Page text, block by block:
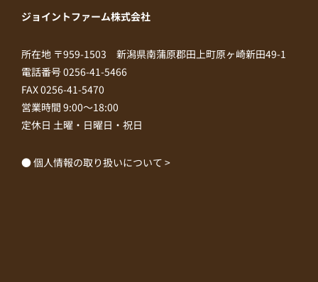
ジョイントファーム株式会社
所在地 〒959-1503 新潟県南蒲原郡田上町原ヶ崎新田49-1
電話番号 0256-41-5466
FAX 0256-41-5470
営業時間 9:00～18:00
定休日 土曜・日曜日・祝日
● 個人情報の取り扱いについて >